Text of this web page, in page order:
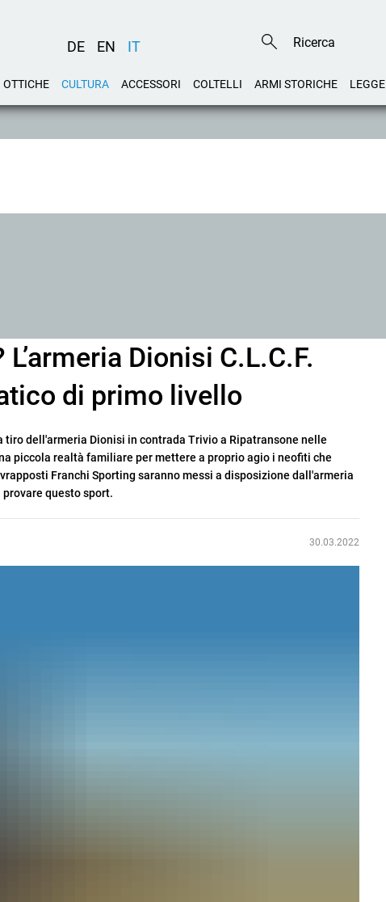
DE EN IT
OTTICHE CULTURA ACCESSORI COLTELLI ARMI STORICHE LEGGE
Dionisi C.L.C.F.
di primo livello
dell'armeria Dionisi in contrada Trivio a Ripatransone nelle
piccola realtà familiare per mettere a proprio agio i neofiti che
Franchi Sporting saranno messi a disposizione dall'armeria
questo sport.
30.03.2022